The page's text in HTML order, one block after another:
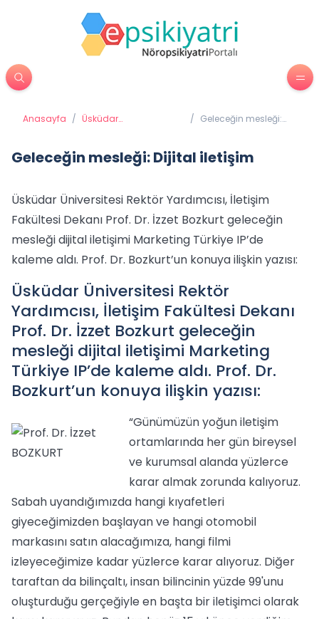
Anasayfa / Üsküdar
/ Geleceğin mesleği:
Geleceğin mesleği: Dijital iletişim
Üsküdar Üniversitesi Rektör Yardımcısı, İletişim
Fakültesi Dekanı Prof. Dr. İzzet Bozkurt geleceğin
mesleği dijital iletişimi Marketing Türkiye IP’de
kaleme aldı. Prof. Dr. Bozkurt’un konuya ilişkin yazısı:
Üsküdar Üniversitesi Rektör
Yardımcısı, İletişim Fakültesi Dekanı
Prof. Dr. İzzet Bozkurt geleceğin
mesleği dijital iletişimi Marketing
Türkiye IP’de kaleme aldı. Prof. Dr.
Bozkurt’un konuya ilişkin yazısı:
“Günümüzün yoğun iletişim
ortamlarında her gün bireysel
ve kurumsal alanda yüzlerce
karar almak zorunda kalıyoruz.
Sabah uyandığımızda hangi kıyafetleri
giyeceğimizden başlayan ve hangi otomobil
markasını satın alacağımıza, hangi filmi
izleyeceğimize kadar yüzlerce karar alıyoruz. Diğer
taraftan da bilinçaltı, insan bilincinin yüzde 99'unu
oluşturduğu gerçeğiyle en başta bir iletişimci olarak